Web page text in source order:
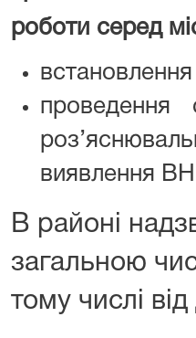
роботи серед
проведення
виявлення
В районі
загальною
тому числі